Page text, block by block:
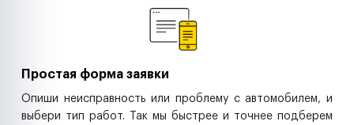
Простая форма заявки
Опиши неисправность или проблему с автомобилем, и
выбери тип работ. Так мы быстрее и точнее подберем